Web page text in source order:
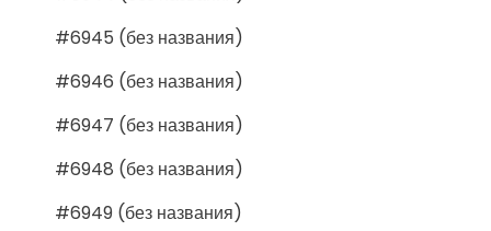
#6945 (без названия)
#6946 (без названия)
#6947 (без названия)
#6948 (без названия)
#6949 (без названия)